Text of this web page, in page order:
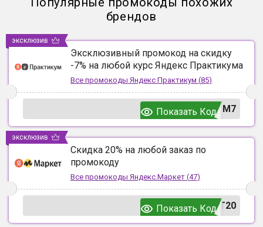
брендов
Эксклюзивный промокод на скидку
-7% на любой курс Яндекс Практикума
Все промокоды Яндекс Практикум (85)
UM7
Показать Код
эксклюзив
Скидка 20% на любой заказ по
промокоду
Все промокоды Яндекс.Маркет (47)
T20
Показать Код
эксклюзив